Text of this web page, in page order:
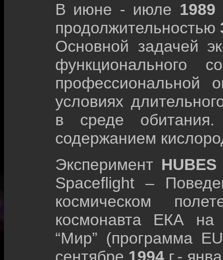
В июне - июле 1989
продолжительностью
Основной задачей
функционального
профессиональной
условиях
в среде
содержанием
Эксперимент
Spaceflight –
космическом
космонавта ЕКА на
“Мир” (программа